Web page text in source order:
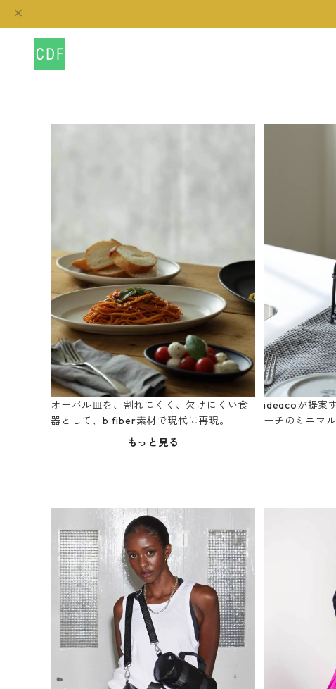
オーバル皿を、割れにくく、欠けにくい食
器として、b fiber素材で現代に再現。
もっと見る
ideacoが提案
ーチのミニマ